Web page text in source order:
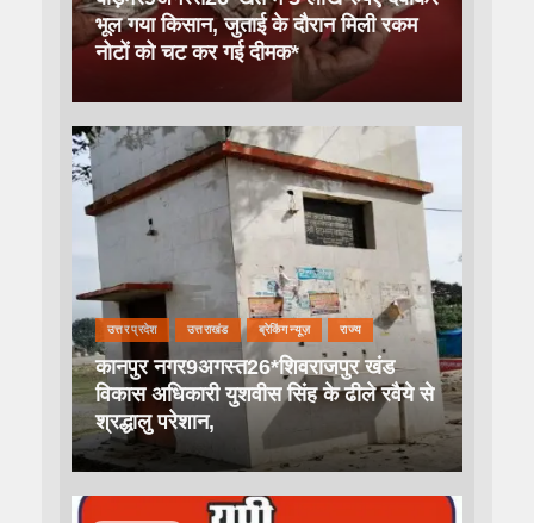
भूल गया किसान, जुताई के दौरान मिली रकम
नोटों को चट कर गई दीमक*
उत्तर प्रदेश उत्तराखंड ब्रेकिंग न्यूज़ राज्य
कानपुर नगर9अगस्त26*शिवराजपुर खंड
विकास अधिकारी युशवीस सिंह के ढीले रवैये से
श्रद्धालु परेशान,